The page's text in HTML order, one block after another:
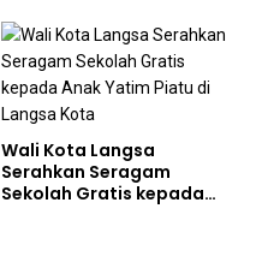
Wali Kota Langsa
Serahkan Seragam
Sekolah Gratis kepada